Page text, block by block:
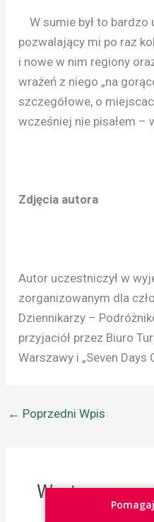
W sumie był to bardzo
pozwalający mi po raz
i nowe w nim regiony
wrażeń z niego „na
szczegółowe, o
wcześniej nie pisałem –
Zdjęcia autora
Autor uczestniczył w
zorganizowanym dla
Dziennikarzy –
przyjaciół przez Biuro
Warszawy i „Seven Days
← Poprzedni Wpis
Warto